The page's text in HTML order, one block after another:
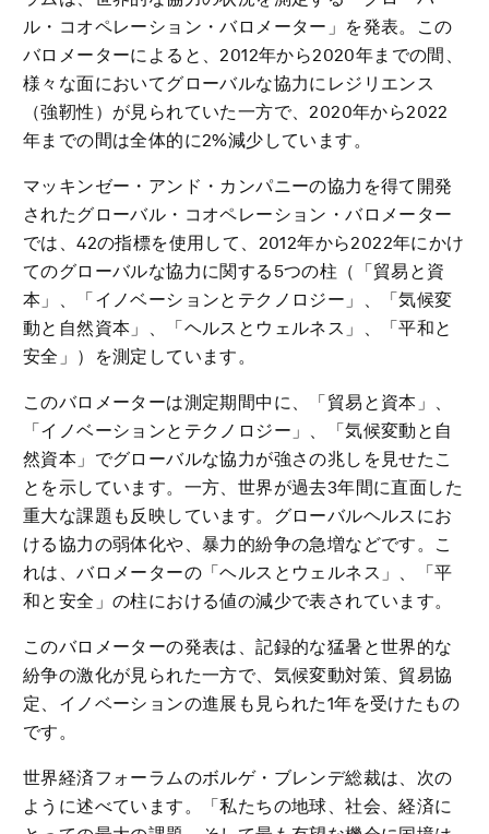
ル・コオペレーション・バロメーター」を発表。この
バロメーターによると、2012年から2020年までの間、
様々な面においてグローバルな協力にレジリエンス
（強靭性）が見られていた一方で、2020年から2022
年までの間は全体的に2%減少しています。
マッキンゼー・アンド・カンパニーの協力を得て開発
されたグローバル・コオペレーション・バロメーター
では、42の指標を使用して、2012年から2022年にかけ
てのグローバルな協力に関する5つの柱（「貿易と資
本」、「イノベーションとテクノロジー」、「気候変
動と自然資本」、「ヘルスとウェルネス」、「平和と
安全」）を測定しています。
このバロメーターは測定期間中に、「貿易と資本」、
「イノベーションとテクノロジー」、「気候変動と自
然資本」でグローバルな協力が強さの兆しを見せたこ
とを示しています。一方、世界が過去3年間に直面した
重大な課題も反映しています。グローバルヘルスにお
ける協力の弱体化や、暴力的紛争の急増などです。こ
れは、バロメーターの「ヘルスとウェルネス」、「平
和と安全」の柱における値の減少で表されています。
このバロメーターの発表は、記録的な猛暑と世界的な
紛争の激化が見られた一方で、気候変動対策、貿易協
定、イノベーションの進展も見られた1年を受けたもの
です。
世界経済フォーラムのボルゲ・ブレンデ総裁は、次の
ように述べています。「私たちの地球、社会、経済に